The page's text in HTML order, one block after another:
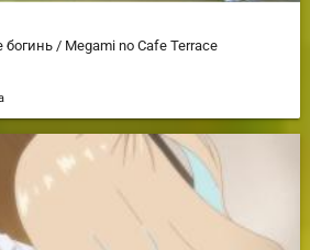
/ Megami no Cafe Terrace